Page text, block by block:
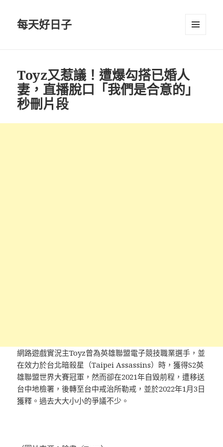
每天好日子
Toyz又惹議！遭爆勾搭已婚人
妻，直播脫口「我們是合意的」
秒刪片段
網路遊戲實況主Toyz曾為英雄聯盟電子競技職業選手，並
在效力於台北暗殺星（Taipei Assassins）時，獲得S2英
雄聯盟世界大賽冠軍，然而卻在2021年自毀前程，遭移送
台中地檢署，後轉至台中戒治所勒戒，並於2022年1月3日
獲釋。過去大大小小的爭議不少。